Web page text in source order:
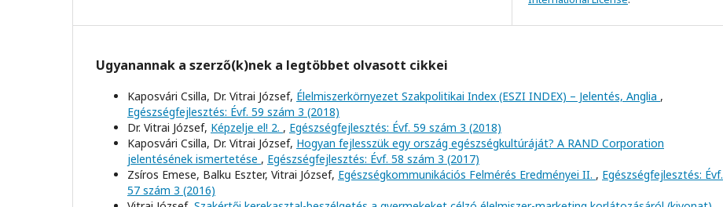
Ugyanannak a szerző(k)nek a legtöbbet olvasott cikkei
Kaposvári Csilla, Dr. Vitrai József, Élelmiszerkörnyezet Szakpolitikai Index (ESZI INDEX) – Jelentés, Anglia ,
Egészségfejlesztés: Évf. 59 szám 3 (2018)
Dr. Vitrai József, Képzelje el! 2. , Egészségfejlesztés: Évf. 59 szám 3 (2018)
Kaposvári Csilla, Dr. Vitrai József, Hogyan fejlesszük egy ország egészségkultúráját? A RAND Corporation
jelentésének ismertetése , Egészségfejlesztés: Évf. 58 szám 3 (2017)
Zsíros Emese, Balku Eszter, Vitrai József, Egészségkommunikációs Felmérés Eredményei II. , Egészségfejlesztés: Évf.
57 szám 3 (2016)